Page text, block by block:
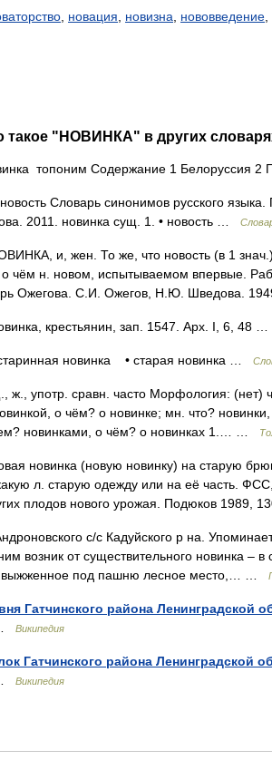
новация новизна нововведение
такое "НОВИНКА" в других
топоним Содержание 1 Белоруссия
Словарь синонимов русского языка.
2011. новинка сущ. 1. • новость …
и, жен. То же, что новость (в 1
о чём н. новом, испытываемом впервые.
Ожегова. С.И. Ожегов, Н.Ю. Шведова.
крестьянин, зап. 1547. Арх. I, 6, 48 …
новинка • старая новинка …
ж., употр. сравн. часто Морфология: (нет)
о чём? о новинке; мн. что?
новинками, о чём? о новинках 1.… …
новинка (новую новинку) на старую
л. старую одежду или на её часть.
плодов нового урожая. Подюков 1989,
с/с Кадуйского р на.
возник от существительного новинка – в
выжженное под пашню лесное место,… …
Гатчинского района Ленинградской
Википедия
Гатчинского района Ленинградской
Википедия